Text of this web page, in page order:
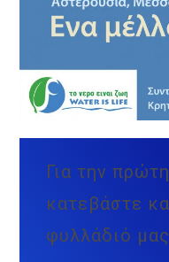
Για την
κατεβάστε
φυλλάδιό